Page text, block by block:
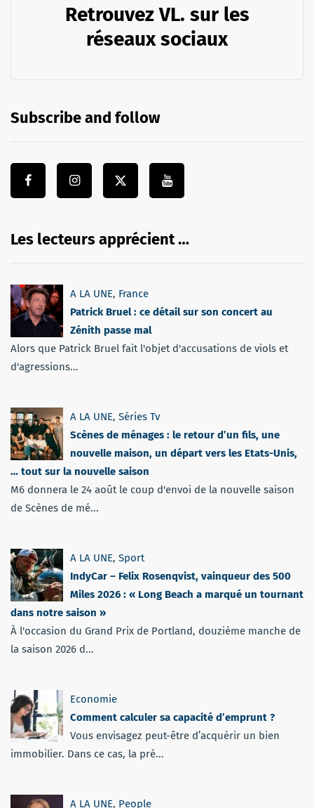
Retrouvez VL. sur les
réseaux sociaux
Subscribe and follow
Les lecteurs apprécient …
A LA UNE, France
Patrick Bruel : ce détail sur son concert au
Zénith passe mal
Alors que Patrick Bruel fait l'objet d'accusations de viols et
d'agressions...
A LA UNE, Séries Tv
Scènes de ménages : le retour d’un fils, une
nouvelle maison, un départ vers les Etats-Unis,
… tout sur la nouvelle saison
M6 donnera le 24 août le coup d'envoi de la nouvelle saison
de Scènes de mé...
A LA UNE, Sport
IndyCar – Felix Rosenqvist, vainqueur des 500
Miles 2026 : « Long Beach a marqué un tournant
dans notre saison »
À l'occasion du Grand Prix de Portland, douzième manche de
la saison 2026 d...
Economie
Comment calculer sa capacité d’emprunt ?
Vous envisagez peut-être d’acquérir un bien
immobilier. Dans ce cas, la pré...
A LA UNE, People